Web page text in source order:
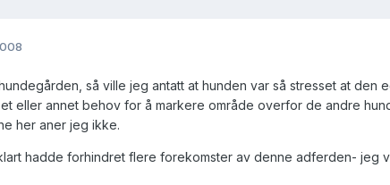
så ville jeg antatt at hunden var så stresset at den
et eller annet behov for å markere område overfor de andre
her aner jeg ikke.
hadde forhindret flere forekomster av denne adferden- jeg